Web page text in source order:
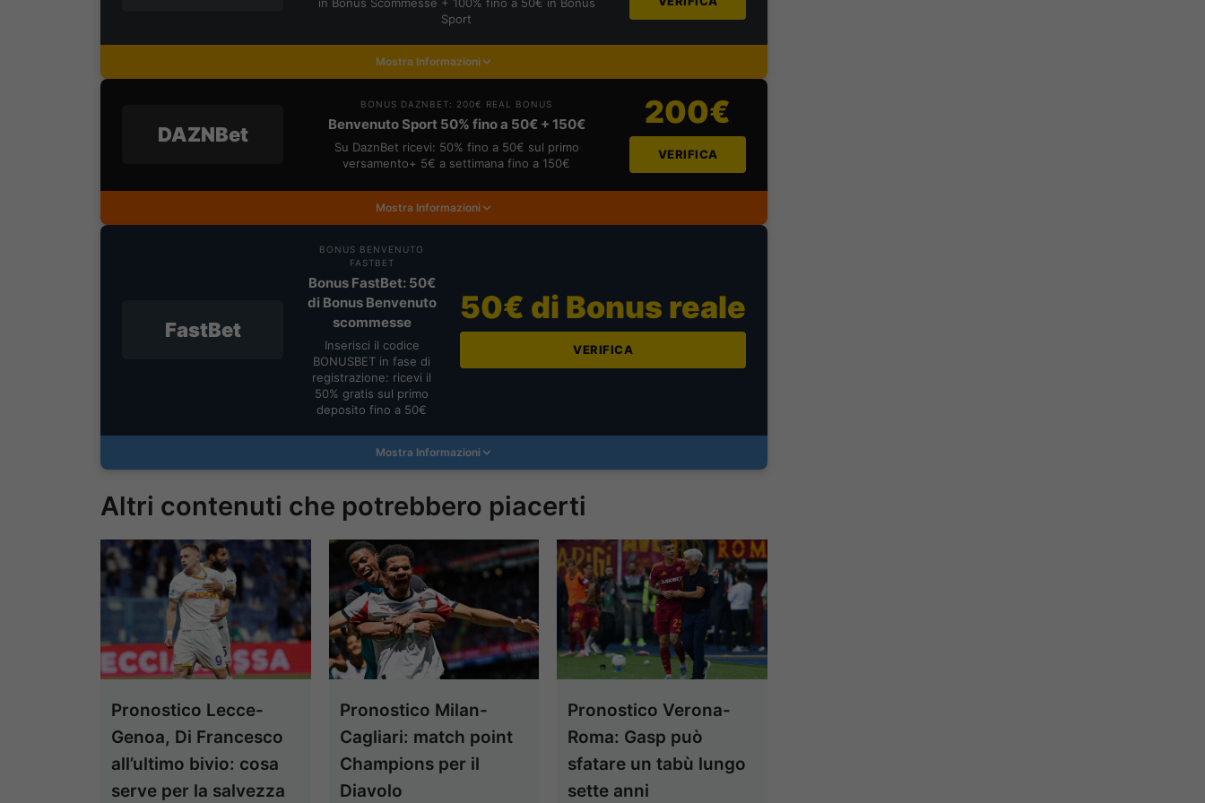
Sport
Mostra Informazioni
DAZNBet
BONUS DAZNBET: 200€ REAL BONUS
Benvenuto Sport 50% fino a 50€ + 150€
Su DaznBet ricevi: 50% fino a 50€ sul primo
versamento+ 5€ a settimana fino a 150€
200€
VERIFICA
Mostra Informazioni
FastBet
BONUS BENVENUTO
FASTBET
Bonus FastBet: 50€
di Bonus Benvenuto
scommesse
Inserisci il codice
BONUSBET in fase di
registrazione: ricevi il
50% gratis sul primo
deposito fino a 50€
50€ di Bonus reale
VERIFICA
Mostra Informazioni
Altri contenuti che potrebbero piacerti
Pronostico Lecce-
Genoa, Di Francesco
all’ultimo bivio: cosa
serve per la salvezza
Pronostico Milan-
Cagliari: match point
Champions per il
Diavolo
Pronostico Verona-
Roma: Gasp può
sfatare un tabù lungo
sette anni